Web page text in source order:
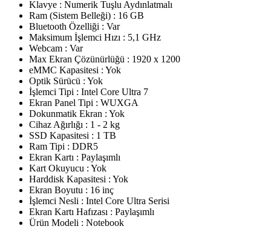
Klavye : Numerik Tuşlu Aydınlatmalı
Ram (Sistem Belleği) : 16 GB
Bluetooth Özelliği : Var
Maksimum İşlemci Hızı : 5,1 GHz
Webcam : Var
Max Ekran Çözünürlüğü : 1920 x 1200
eMMC Kapasitesi : Yok
Optik Sürücü : Yok
İşlemci Tipi : Intel Core Ultra 7
Ekran Panel Tipi : WUXGA
Dokunmatik Ekran : Yok
Cihaz Ağırlığı : 1 - 2 kg
SSD Kapasitesi : 1 TB
Ram Tipi : DDR5
Ekran Kartı : Paylaşımlı
Kart Okuyucu : Yok
Harddisk Kapasitesi : Yok
Ekran Boyutu : 16 inç
İşlemci Nesli : Intel Core Ultra Serisi
Ekran Kartı Hafızası : Paylaşımlı
Ürün Modeli : Notebook